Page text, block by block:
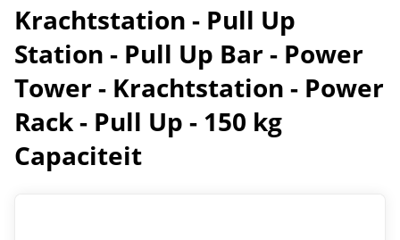
Krachtstation - Pull Up
Station - Pull Up Bar - Power
Tower - Krachtstation - Power
Rack - Pull Up - 150 kg
Capaciteit